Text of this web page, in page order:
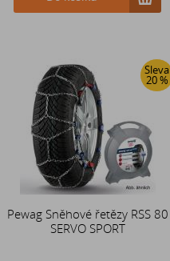
Sleva
20 %
Pewag Sněhové řetězy RSS 80
SERVO SPORT